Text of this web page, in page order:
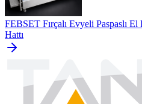
FEBSET Fırçalı Evyeli Paspaslı
Hattı